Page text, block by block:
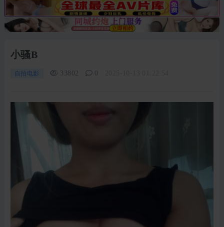
小骚B
自拍电影 33802 0